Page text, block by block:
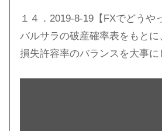
１４．2019-8-19【FXでどうや
バルサラの破産確率表をもとに
損失許容率のバランスを大事に